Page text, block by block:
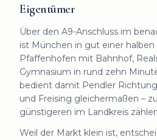
Eigentümer
Über den A9-Anschluss im
ist München in gut einer halben
Pfaffenhofen mit Bahnhof,
Gymnasium in rund zehn
bedient damit Pendler
und Freising gleichermaßen –
günstigeren im Landkreis
Weil der Markt klein ist,